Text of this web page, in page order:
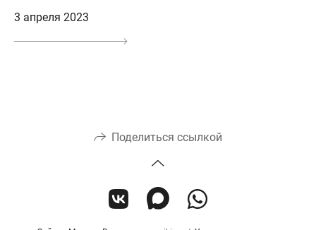
3 апреля 2023
Поделиться ссылкой